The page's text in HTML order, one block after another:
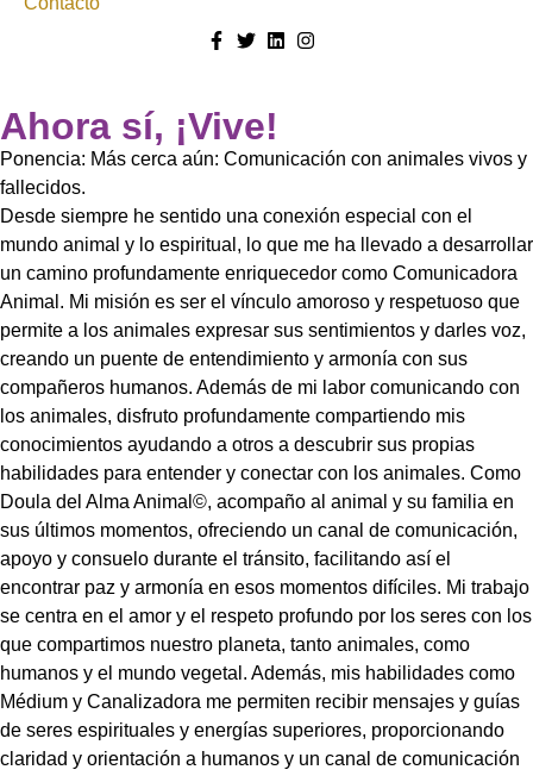
Ahora sí, ¡Vive!
Ponencia: Más cerca aún: Comunicación con animales vivos y
fallecidos.
Desde siempre he sentido una conexión especial con el
mundo animal y lo espiritual, lo que me ha llevado a desarrollar
un camino profundamente enriquecedor como Comunicadora
Animal. Mi misión es ser el vínculo amoroso y respetuoso que
permite a los animales expresar sus sentimientos y darles voz,
creando un puente de entendimiento y armonía con sus
compañeros humanos. Además de mi labor comunicando con
los animales, disfruto profundamente compartiendo mis
conocimientos ayudando a otros a descubrir sus propias
habilidades para entender y conectar con los animales. Como
Doula del Alma Animal©, acompaño al animal y su familia en
sus últimos momentos, ofreciendo un canal de comunicación,
apoyo y consuelo durante el tránsito, facilitando así el
encontrar paz y armonía en esos momentos difíciles. Mi trabajo
se centra en el amor y el respeto profundo por los seres con los
que compartimos nuestro planeta, tanto animales, como
humanos y el mundo vegetal. Además, mis habilidades como
Médium y Canalizadora me permiten recibir mensajes y guías
de seres espirituales y energías superiores, proporcionando
claridad y orientación a humanos y un canal de comunicación